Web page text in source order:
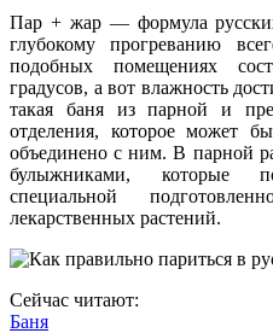
Пар + жар — формула
глубокому прогреванию
подобных помещениях
градусов, а вот влажность
такая баня из парной и
отделения, которое может
объединено с ним. В парной
булыжниками, которые
специальной
лекарственных растений.
Сейчас читают:
Баня